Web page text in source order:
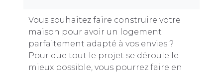
Vous souhaitez faire construire votre
maison pour avoir un logement
parfaitement adapté à vos envies ?
Pour que tout le projet se déroule le
mieux possible, vous pourrez faire en